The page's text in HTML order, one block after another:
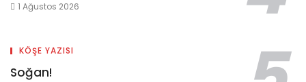
1 Ağustos 2026
KÖŞE YAZISI
Soğan!